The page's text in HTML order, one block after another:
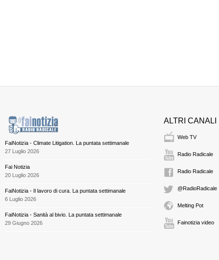
FaiNotizia - Climate Litigation. La puntata settimanale
27 Luglio 2026
Fai Notizia
20 Luglio 2026
FaiNotizia - Il lavoro di cura. La puntata settimanale
6 Luglio 2026
FaiNotizia - Sanità al bivio. La puntata settimanale
29 Giugno 2026
ALTRI CANALI
Web TV
Radio Radicale
Radio Radicale
@RadioRadicale
Melting Pot
Fainotizia video